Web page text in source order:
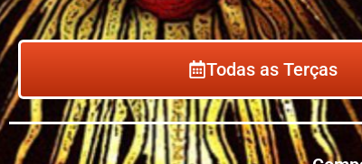
Todas as Terças